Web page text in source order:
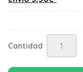
Cantidad